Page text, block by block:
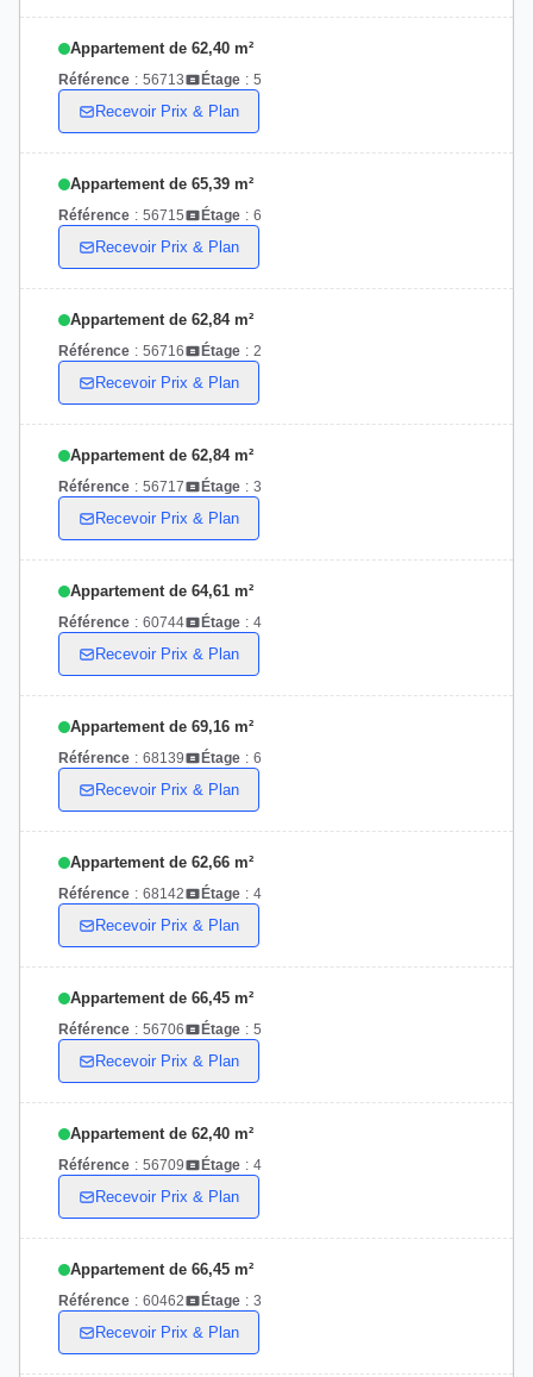
Appartement de 62,40 m²
Référence : 56713 Étage : 5
Recevoir Prix & Plan
Appartement de 65,39 m²
Référence : 56715 Étage : 6
Recevoir Prix & Plan
Appartement de 62,84 m²
Référence : 56716 Étage : 2
Recevoir Prix & Plan
Appartement de 62,84 m²
Référence : 56717 Étage : 3
Recevoir Prix & Plan
Appartement de 64,61 m²
Référence : 60744 Étage : 4
Recevoir Prix & Plan
Appartement de 69,16 m²
Référence : 68139 Étage : 6
Recevoir Prix & Plan
Appartement de 62,66 m²
Référence : 68142 Étage : 4
Recevoir Prix & Plan
Appartement de 66,45 m²
Référence : 56706 Étage : 5
Recevoir Prix & Plan
Appartement de 62,40 m²
Référence : 56709 Étage : 4
Recevoir Prix & Plan
Appartement de 66,45 m²
Référence : 60462 Étage : 3
Recevoir Prix & Plan